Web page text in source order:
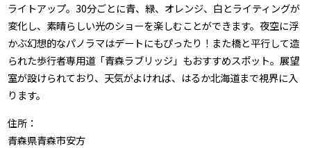
ライトアップ。30分ごとに青、緑、オレンジ、白とライティングが
変化し、素晴らしい光のショーを楽しむことができます。夜空に浮
かぶ幻想的なパノラマはデートにもぴったり！また橋と平行して造
られた歩行者専用道「青森ラブリッジ」もおすすめスポット。展望
室が設けられており、天気がよければ、はるか北海道まで視界に入
ります。
住所：
青森県青森市安方